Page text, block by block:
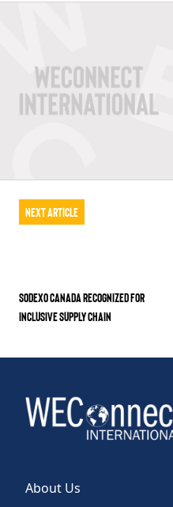
Next Article
SODEXO CANADA RECOGNIZED FOR
INCLUSIVE SUPPLY CHAIN
About Us